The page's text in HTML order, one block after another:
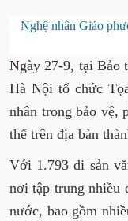
Nghệ nhân Giáo
Ngày 27-9, tại Bảo
Hà Nội tổ chức
nhân trong bảo vệ,
thể trên địa bàn
Với 1.793 di sản
nơi tập trung nhiều
nước, bao gồm